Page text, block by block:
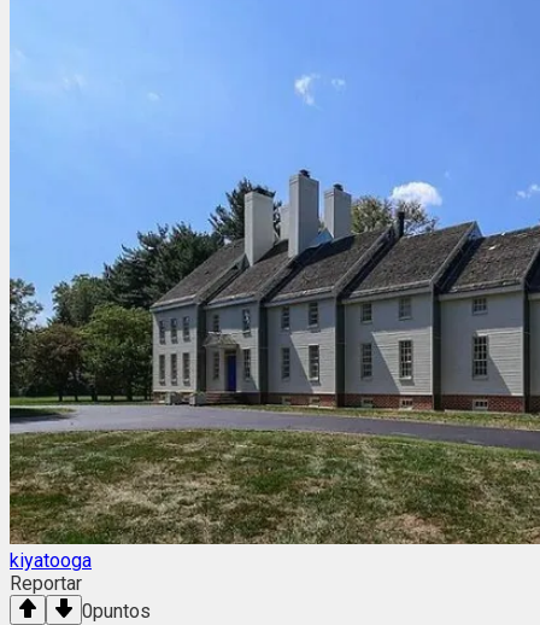
kiyatooga
Reportar
0puntos